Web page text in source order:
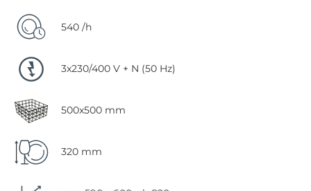
540 /h
3x230/400 V + N (50 Hz)
500x500 mm
320 mm